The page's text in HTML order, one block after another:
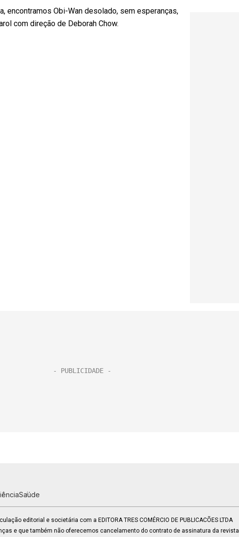
encontramos Obi-Wan desolado, sem esperanças,
com direção de Deborah Chow.
Saúde
editorial e societária com a EDITORA TRES COMÉRCIO DE PUBLICACÕES LTDA
e que também não oferecemos cancelamento do contrato de assinatura da revista